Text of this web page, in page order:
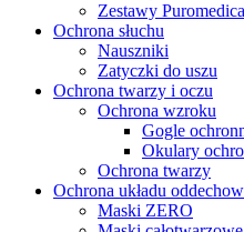
Zestawy Puromedica
Ochrona słuchu
Nauszniki
Zatyczki do uszu
Ochrona twarzy i oczu
Ochrona wzroku
Gogle
Okulary
Ochrona twarzy
Ochrona układu
Maski ZERO